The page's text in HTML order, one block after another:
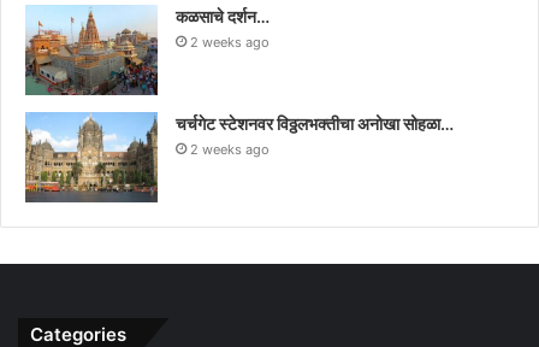
कळसाचे दर्शन…
2 weeks ago
चर्चगेट स्टेशनवर विठ्ठलभक्तीचा अनोखा सोहळा…
2 weeks ago
Categories